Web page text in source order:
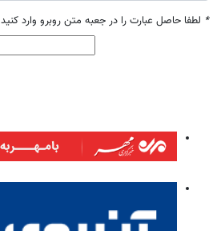
* لطفا حاصل عبارت را در جعبه متن روبرو وارد کنید